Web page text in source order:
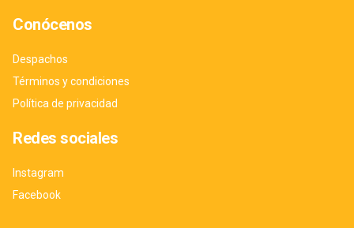
Conócenos
Despachos
Términos y condiciones
Política de privacidad
Redes sociales
Instagram
Facebook